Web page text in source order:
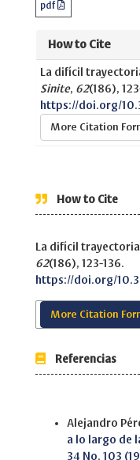
pdf
How to Cite
La difícil
Sinite, 62(186),
https://doi.org/
More Citation
How to Cite
La difícil
62(186), 123-136.
https://doi.org/
More Citation
Referencias
Alejandro
a lo largo de
34 No. 103